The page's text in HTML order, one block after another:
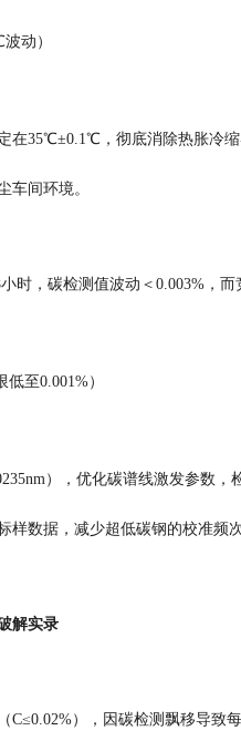
动）
在35℃±0.1℃，彻底消除热胀冷缩
间环境。
时，碳检测值波动＜0.003%，而
低至0.001%）
），优化碳谱线激发参数，
数据，减少超低碳钢的校准频次
解实录
C≤0.02%），因碳检测飘移导致